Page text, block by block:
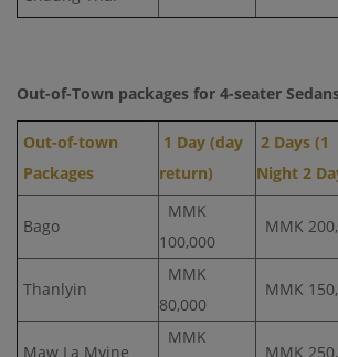
Out-of-Town packages for 4-seater
Out-of-town
Packages
1 Day (day
return)
2 Days (1
Night 2
Bago
MMK
100,000
MMK
Thanlyin
MMK
80,000
MMK
Maw La Myine
MMK
MMK